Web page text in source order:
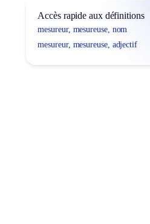
Accès rapide aux définitions
mesureur, mesureuse, nom
mesureur, mesureuse, adjectif